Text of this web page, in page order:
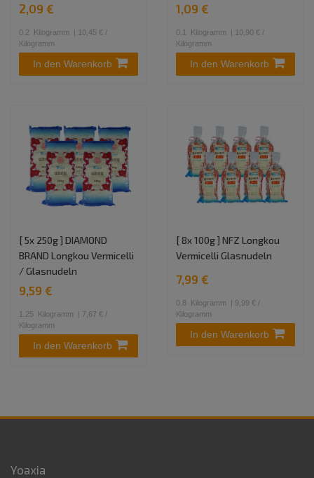
2,09 €
0.2 Kilogramm
| 10,45 € /
Kilogramm
In den Warenkorb
1,09 €
0.1 Kilogramm
| 10,90 € /
Kilogramm
In den Warenkorb
[ 5x 250g ] DIAMOND
BRAND Longkou Vermicelli
/ Glasnudeln
9,59 €
1.25 Kilogramm
| 7,67 € /
Kilogramm
In den Warenkorb
[ 8x 100g ] NFZ Longkou
Vermicelli Glasnudeln
7,99 €
0.8 Kilogramm
| 9,99 € /
Kilogramm
In den Warenkorb
Yoaxia